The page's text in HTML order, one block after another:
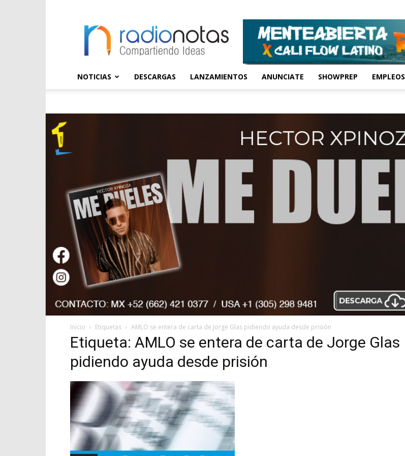
NOTICIAS DESCARGAS LANZAMIENTOS ANUNCIATE SHOWPREP EMPLEOS
Inicio Etiquetas AMLO se entera de carta de Jorge Glas pidiendo ayuda desde prisión
Etiqueta: AMLO se entera de carta de Jorge Glas
pidiendo ayuda desde prisión